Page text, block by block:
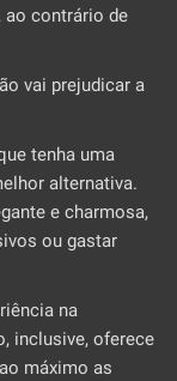
ao contrário de
vai prejudicar a
tenha uma
alternativa.
e charmosa,
ou gastar
na
inclusive, oferece
máximo as